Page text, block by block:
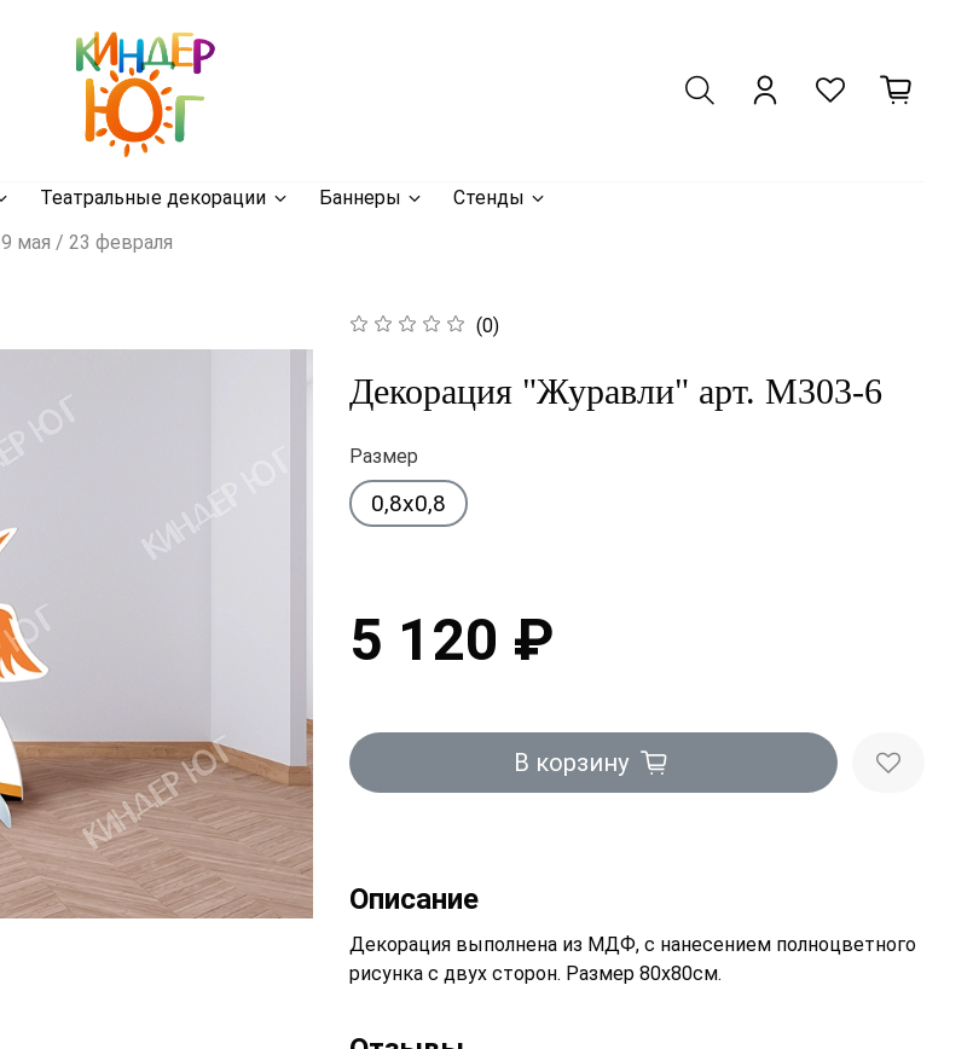
Театральные декорации Баннеры
Стенды
9 мая / 23 февраля
(0)
Декорация "Журавли" арт. М303-6
Размер
0,8x0,8
5 120 ₽
В корзину
Описание
Декорация выполнена из МДФ, с нанесением полноцветного
рисунка с двух сторон. Размер 80х80см.